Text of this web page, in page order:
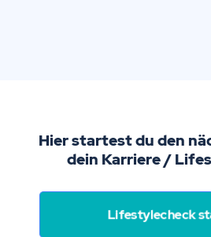
Hier startest du den
dein Karriere /
Lifestylecheck